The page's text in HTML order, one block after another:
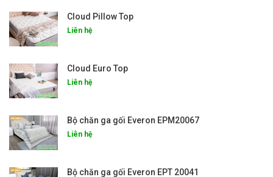
Cloud Pillow Top
Liên hệ
Cloud Euro Top
Liên hệ
Bộ chăn ga gối Everon EPM20067
Liên hệ
Bộ chăn ga gối Everon EPT 20041